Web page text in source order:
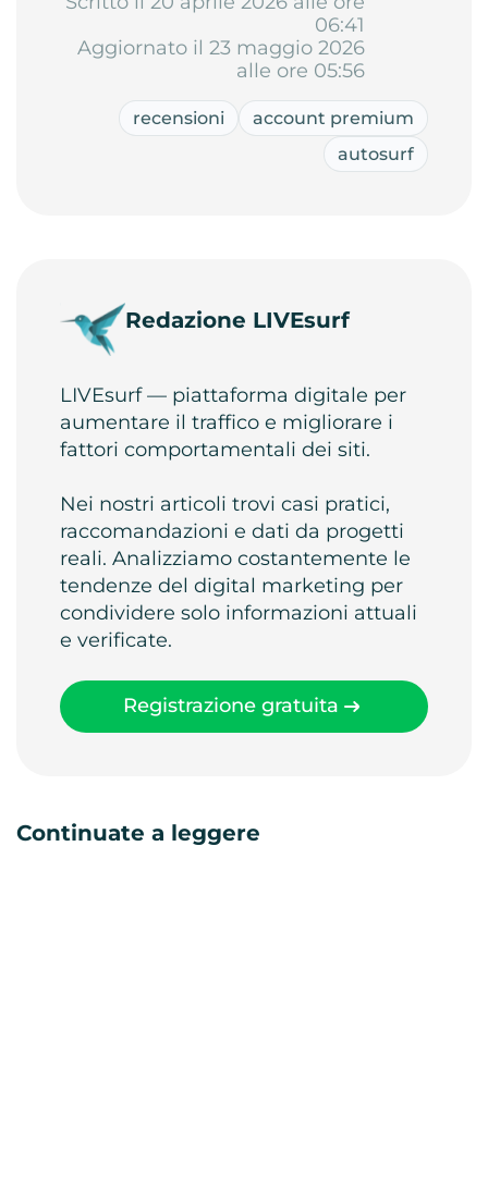
06:41
Aggiornato il 23 maggio 2026
alle ore 05:56
recensioni
account premium
autosurf
Redazione LIVEsurf
LIVEsurf — piattaforma digitale per
aumentare il traffico e migliorare i
fattori comportamentali dei siti.
Nei nostri articoli trovi casi pratici,
raccomandazioni e dati da progetti
reali. Analizziamo costantemente le
tendenze del digital marketing per
condividere solo informazioni attuali
e verificate.
Registrazione gratuita
Continuate a leggere